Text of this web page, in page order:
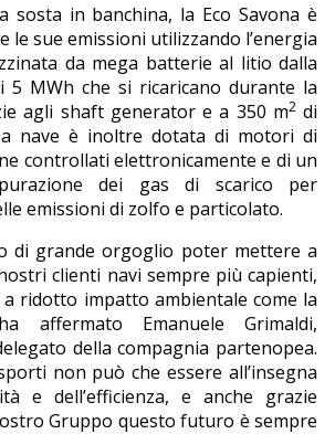
sosta in banchina, la Eco Savona è
le sue emissioni utilizzando l’energia
da mega batterie al litio dalla
5 MWh che si ricaricano durante la
agli shaft generator e a 350 m2di
nave è inoltre dotata di motori di
controllati elettronicamente e di un
dei gas di scarico per
emissioni di zolfo e particolato.
di grande orgoglio poter mettere a
clienti navi sempre più capienti,
a ridotto impatto ambientale come la
affermato Emanuele Grimaldi,
della compagnia partenopea.
non può che essere all’insegna
e dell’efficienza, e anche grazie
Gruppo questo futuro è sempre